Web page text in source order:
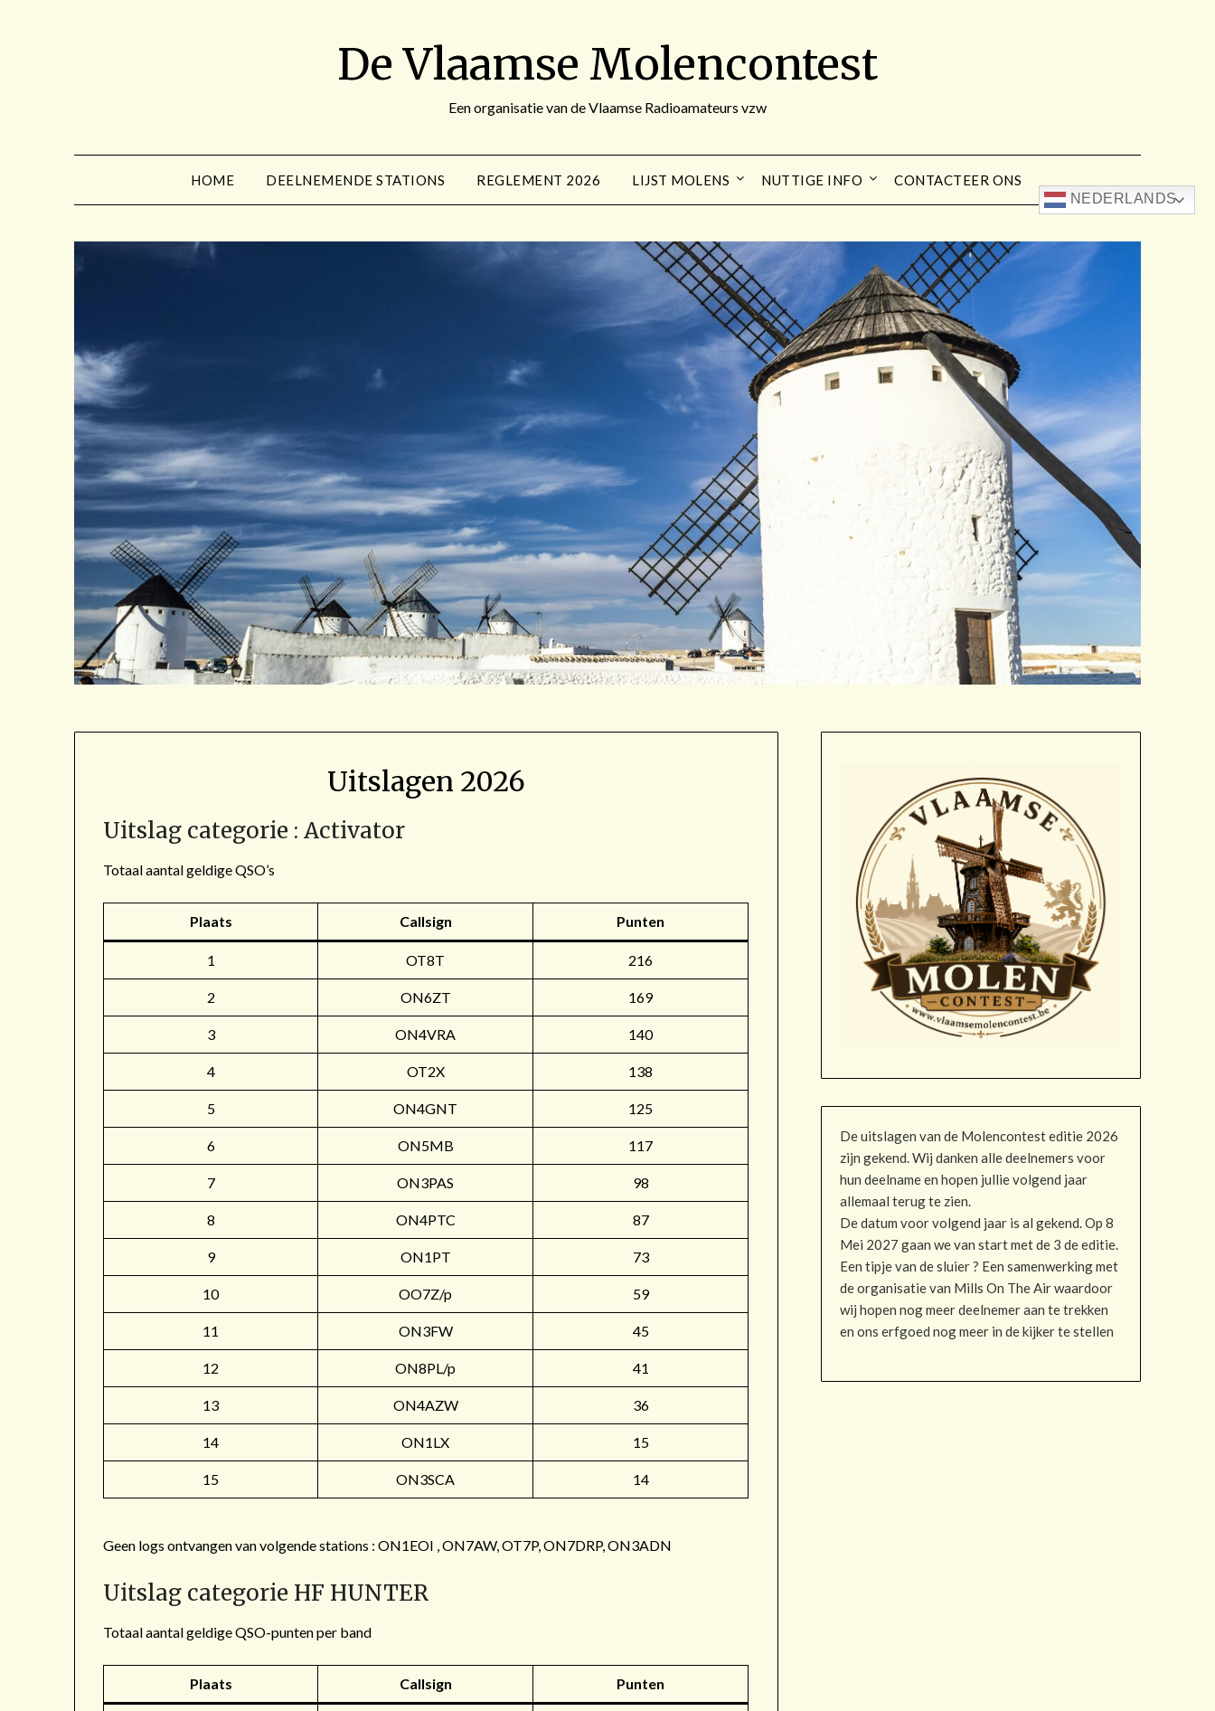
De Vlaamse Molencontest
Een organisatie van de Vlaamse Radioamateurs vzw
HOME DEELNEMENDE STATIONS REGLEMENT 2026 LIJST MOLENS NUTTIGE INFO CONTACTEER ONS
NEDERLANDS
Uitslagen 2026
Uitslag categorie : Activator
Totaal aantal geldige QSO’s
Plaats Callsign Punten
1 OT8T 216
2 ON6ZT 169
3 ON4VRA 140
4 OT2X 138
5 ON4GNT 125
6 ON5MB 117
7 ON3PAS 98
8 ON4PTC 87
9 ON1PT 73
10 OO7Z/p 59
11 ON3FW 45
12 ON8PL/p 41
13 ON4AZW 36
14 ON1LX 15
15 ON3SCA 14
Geen logs ontvangen van volgende stations : ON1EOI , ON7AW, OT7P, ON7DRP, ON3ADN
Uitslag categorie HF HUNTER
Totaal aantal geldige QSO-punten per band
Plaats Callsign Punten
De uitslagen van de Molencontest editie 2026
zijn gekend. Wij danken alle deelnemers voor
hun deelname en hopen jullie volgend jaar
allemaal terug te zien.
De datum voor volgend jaar is al gekend. Op 8
Mei 2027 gaan we van start met de 3 de editie.
Een tipje van de sluier ? Een samenwerking met
de organisatie van Mills On The Air waardoor
wij hopen nog meer deelnemer aan te trekken
en ons erfgoed nog meer in de kijker te stellen